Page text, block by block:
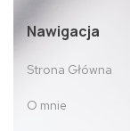
Nawigacja
Strona Główna
O mnie